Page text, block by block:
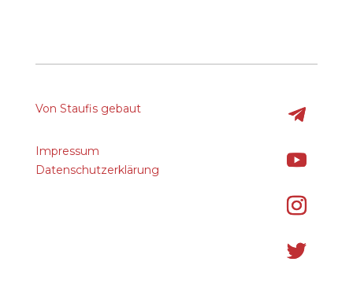
Von Staufis gebaut
Impressum
Datenschutzerklärung